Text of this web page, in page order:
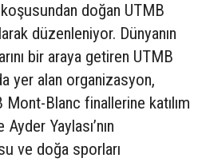
doğan UTMB
düzenleniyor. Dünyanın
bir araya getiren UTMB
yer alan organizasyon,
Blanc finallerine katılım
Yaylası’nın
ve doğa sporları